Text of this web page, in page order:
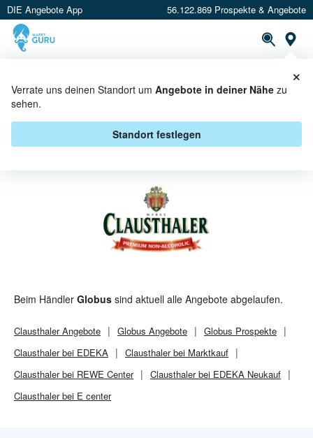
DIE Angebote App 56.122.869 Prospekte & Angebote
Verrate uns deinen Standort um Angebote in deiner Nähe zu
sehen.
Standort festlegen
×
CLAUSTHALER BEI GLOBUS -
ANGEBOTE & AKTIONEN
Beim Händler Globus sind aktuell alle Angebote abgelaufen.
ClausthalerAngebote Globus Angebote Globus Prospekte
Clausthaler bei EDEKA
Clausthaler bei Marktkauf
Clausthaler bei REWE Center
Clausthaler bei EDEKA Neukauf
Clausthaler bei E center